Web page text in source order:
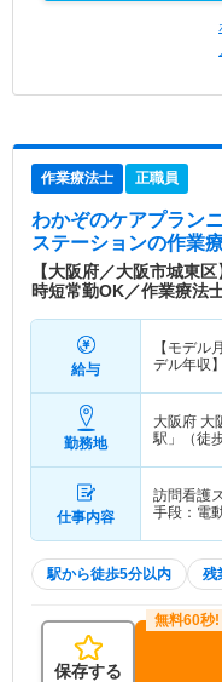
作業療法士 正職員
わかぞのケアプラン
ステーションの作業
【大阪府／大阪市城東
時短常勤OK／作業療法
給与
【モデル
デル年収】
勤務地
大阪府 大
駅」（徒
仕事内容
訪問看護
手段：電
駅から徒歩5分以内 残
保存する